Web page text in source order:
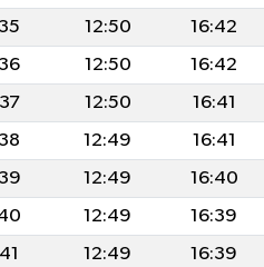
12:50 16:42
12:50 16:42
12:50 16:41
12:49 16:41
12:49 16:40
12:49 16:39
12:49 16:39